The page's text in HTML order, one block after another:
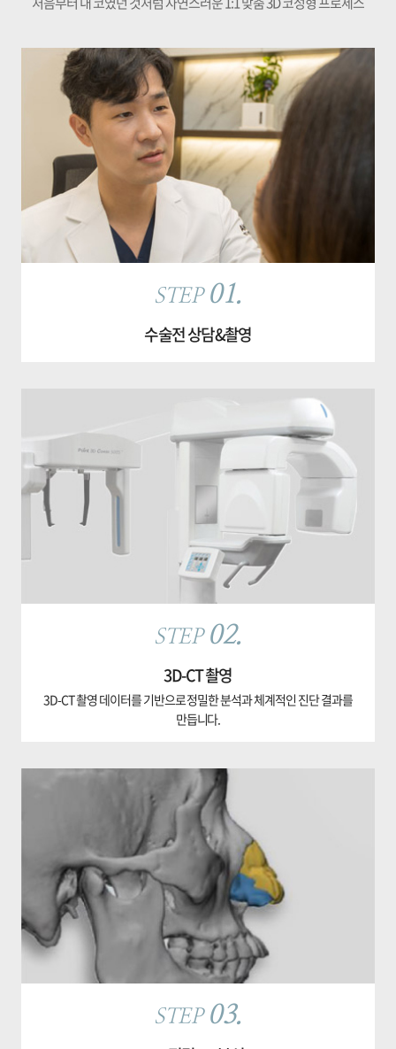
STEP 01.
수술전 상담&촬영
STEP 02.
3D-CT 촬영
3D-CT 촬영 데이터를 기반으로 정밀한 분석과 체계적인 진단 결과를
만듭니다.
STEP 03.